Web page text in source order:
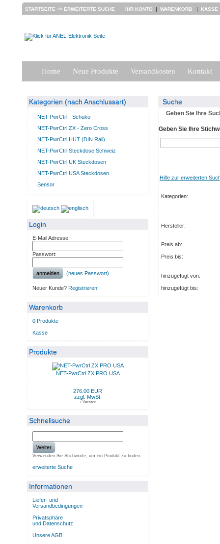
STARTSEITE ⇒ ERWEITERTE SUCHE IHR KONTO | WARENKORB | KASSE
Home Neue Produkte Versandkosten Kontakt
Kategorien (nach Anschlussart)
NET-PwrCtrl - Schuko
NET-PwrCtrl ZX - Zero Cross
NET-PwrCtrl HUT (DIN Rail)
NET-PwrCtrl Steckdose Schweiz
NET-PwrCtrl UK Steckdosen
NET-PwrCtrl USA Steckdosen
Sensor
Login
E-Mail Adresse:
Passwort:
anmelden (neues Passwort)
Neuer Kunde? Registrieren!
Warenkorb
0 Produkte
Kasse
Produkte
NET-PwrCtrl ZX PRO USA
276.00 EUR
zzgl. MwSt.
+ Versand
Schnellsuche
Weiter
Verwenden Sie Stichworte, um ein Produkt zu finden.
erweiterte Suche
Informationen
Liefer- und
Versandbedingungen
Privatsphäre
und Datenschutz
Unsere AGB
Suche
Geben Sie Ihre
Geben Sie Ihre
Hilfe zur erweiterten
Kategorien:
Hersteller:
Preis ab:
Preis bis:
hinzugefügt von:
hinzugefügt bis: